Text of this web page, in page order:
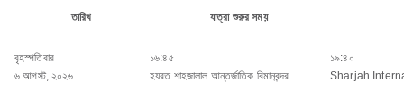
তারিখ যাত্রা শুরুর সময়
বৃহস্পতিবার
৬ আগস্ট, ২০২৬
১৬:৪৫
হযরত শাহজালাল আন্তর্জাতিক বিমানবন্দর
১৯:৪০
Sharjah